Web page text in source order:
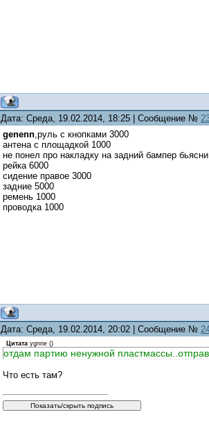
Дата: Среда, 19.02.2014, 18:25 | Сообщение №
genenn,руль с кнопками 3000
антена с площадкой 1000
не понел про накладку на задний бампер
рейка 6000
сидение правое 3000
задние 5000
ремень 1000
проводка 1000
Дата: Среда, 19.02.2014, 20:02 | Сообщение №
Цитата ygnrie ()
отдам партию ненужной
Что есть там?